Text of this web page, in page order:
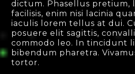
dictum. Phasellus pretium,
facilisis, enim nisi lacinia
iaculis lorem tellus at dui.
posuere elit sagittis,
commodo leo. In tincidunt
bibendum pharetra.
tortor.